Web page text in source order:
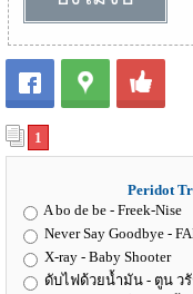
1
Peridot
A bo de be - Freek-Nise
Never Say Goodbye -
X-ray - Baby Shooter
ดับไฟด้วยน้ำมัน - ตูน ว